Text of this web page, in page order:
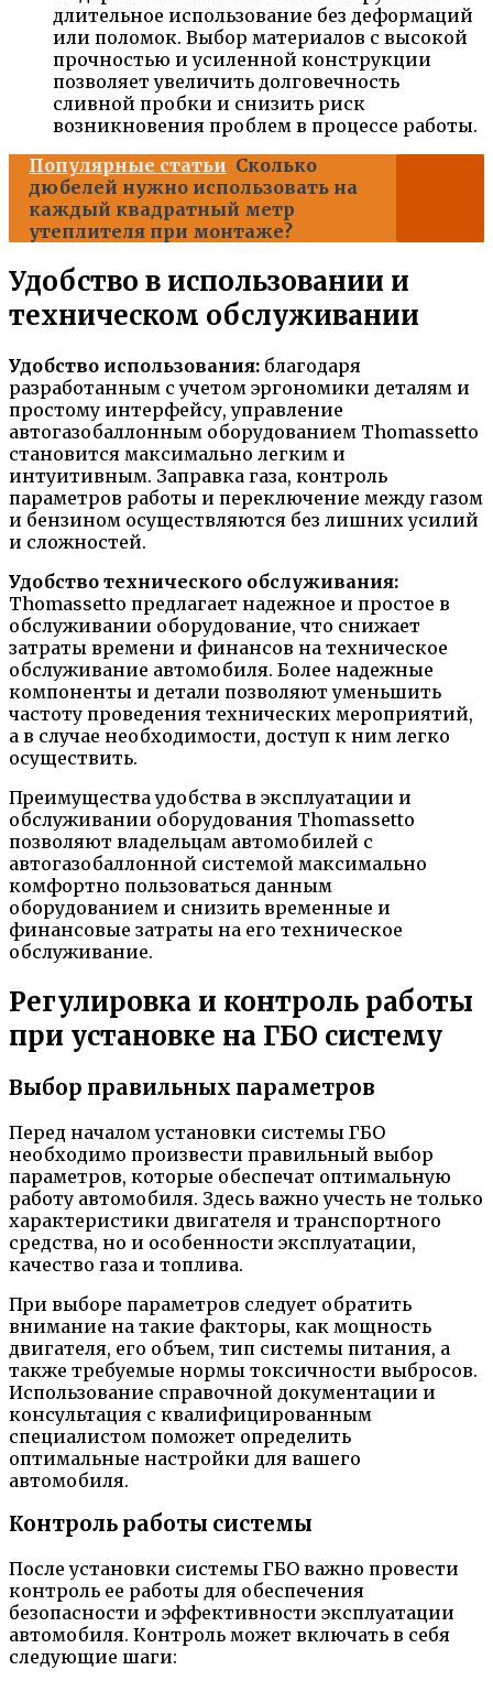
длительное использование без деформаций
или поломок. Выбор материалов с высокой
прочностью и усиленной конструкции
позволяет увеличить долговечность
сливной пробки и снизить риск
возникновения проблем в процессе работы.
Популярные статьи Сколько
дюбелей нужно использовать на
каждый квадратный метр
утеплителя при монтаже?
Удобство в использовании и
техническом обслуживании
Удобство использования: благодаря
разработанным с учетом эргономики деталям и
простому интерфейсу, управление
автогазобаллонным оборудованием Thomassetto
становится максимально легким и
интуитивным. Заправка газа, контроль
параметров работы и переключение между газом
и бензином осуществляются без лишних усилий
и сложностей.
Удобство технического обслуживания:
Thomassetto предлагает надежное и простое в
обслуживании оборудование, что снижает
затраты времени и финансов на техническое
обслуживание автомобиля. Более надежные
компоненты и детали позволяют уменьшить
частоту проведения технических мероприятий,
а в случае необходимости, доступ к ним легко
осуществить.
Преимущества удобства в эксплуатации и
обслуживании оборудования Thomassetto
позволяют владельцам автомобилей с
автогазобаллонной системой максимально
комфортно пользоваться данным
оборудованием и снизить временные и
финансовые затраты на его техническое
обслуживание.
Регулировка и контроль работы
при установке на ГБО систему
Выбор правильных параметров
Перед началом установки системы ГБО
необходимо произвести правильный выбор
параметров, которые обеспечат оптимальную
работу автомобиля. Здесь важно учесть не только
характеристики двигателя и транспортного
средства, но и особенности эксплуатации,
качество газа и топлива.
При выборе параметров следует обратить
внимание на такие факторы, как мощность
двигателя, его объем, тип системы питания, а
также требуемые нормы токсичности выбросов.
Использование справочной документации и
консультация с квалифицированным
специалистом поможет определить
оптимальные настройки для вашего
автомобиля.
Контроль работы системы
После установки системы ГБО важно провести
контроль ее работы для обеспечения
безопасности и эффективности эксплуатации
автомобиля. Контроль может включать в себя
следующие шаги: